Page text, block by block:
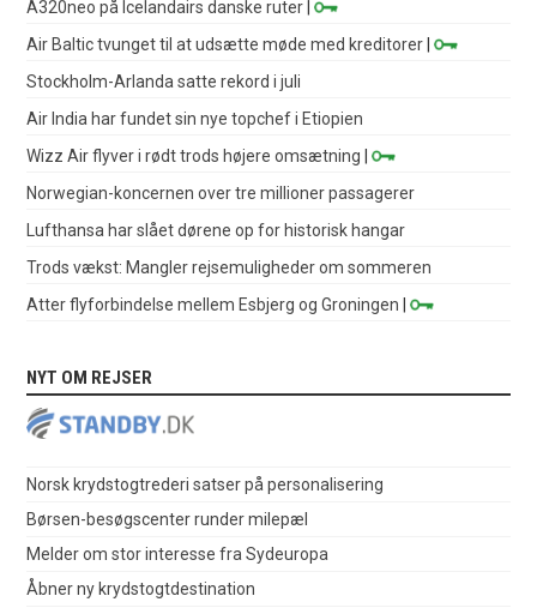
A320neo på Icelandairs danske ruter |
Air Baltic tvunget til at udsætte møde med kreditorer |
Stockholm-Arlanda satte rekord i juli
Air India har fundet sin nye topchef i Etiopien
Wizz Air flyver i rødt trods højere omsætning |
Norwegian-koncernen over tre millioner passagerer
Lufthansa har slået dørene op for historisk hangar
Trods vækst: Mangler rejsemuligheder om sommeren
Atter flyforbindelse mellem Esbjerg og Groningen |
NYT OM REJSER
Norsk krydstogtrederi satser på personalisering
Børsen-besøgscenter runder milepæl
Melder om stor interesse fra Sydeuropa
Åbner ny krydstogtdestination